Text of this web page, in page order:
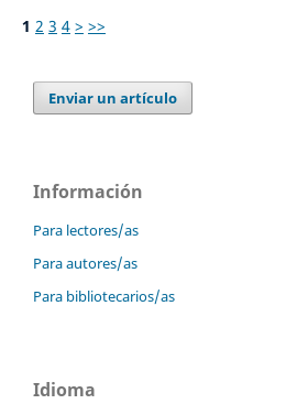
1 2 3 4 > >>
Enviar un artículo
Información
Para lectores/as
Para autores/as
Para bibliotecarios/as
Idioma